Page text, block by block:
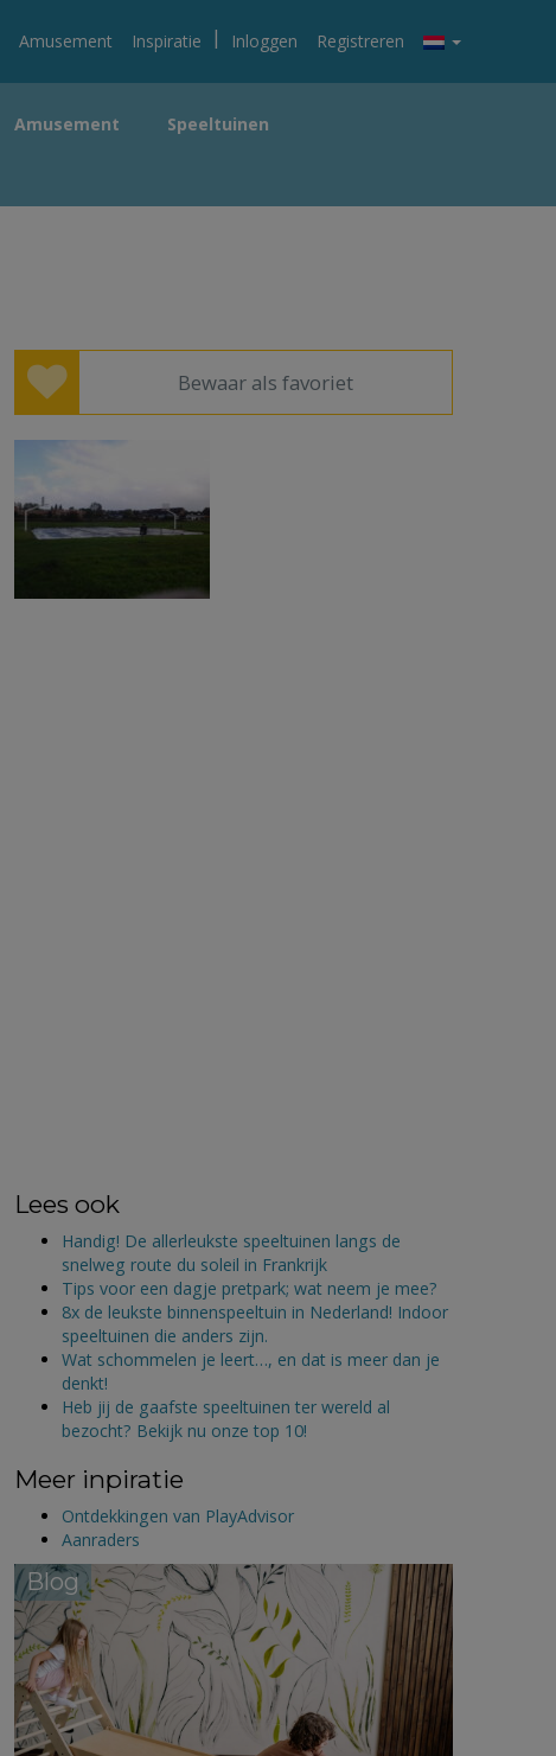
Amusement Inspiratie | Inloggen Registreren
Amusement
Speeltuinen
Bewaar als favoriet
Lees ook
Handig! De allerleukste speeltuinen langs de
snelweg route du soleil in Frankrijk
Tips voor een dagje pretpark; wat neem je mee?
8x de leukste binnenspeeltuin in Nederland! Indoor
speeltuinen die anders zijn.
Wat schommelen je leert…, en dat is meer dan je
denkt!
Heb jij de gaafste speeltuinen ter wereld al
bezocht? Bekijk nu onze top 10!
Meer inpiratie
Ontdekkingen van PlayAdvisor
Aanraders
Blog